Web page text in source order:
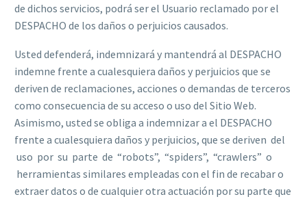
de dichos servicios, podrá ser el Usuario reclamado por el
DESPACHO de los daños o perjuicios causados.
Usted defenderá, indemnizará y mantendrá al DESPACHO
indemne frente a cualesquiera daños y perjuicios que se
deriven de reclamaciones, acciones o demandas de terceros
como consecuencia de su acceso o uso del Sitio Web.
Asimismo, usted se obliga a indemnizar a el DESPACHO
frente a cualesquiera daños y perjuicios, que se deriven del
uso por su parte de “robots”, “spiders”, “crawlers” o
herramientas similares empleadas con el fin de recabar o
extraer datos o de cualquier otra actuación por su parte que